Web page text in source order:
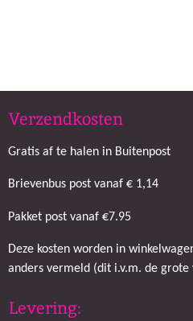
Verzendkosten
Gratis af te halen in Buitenpost
Brievenbus post vanaf € 1,14
Pakket post vanaf €7.95
Deze kosten worden in
anders vermeld (dit i.v.m. de grote
Levering: